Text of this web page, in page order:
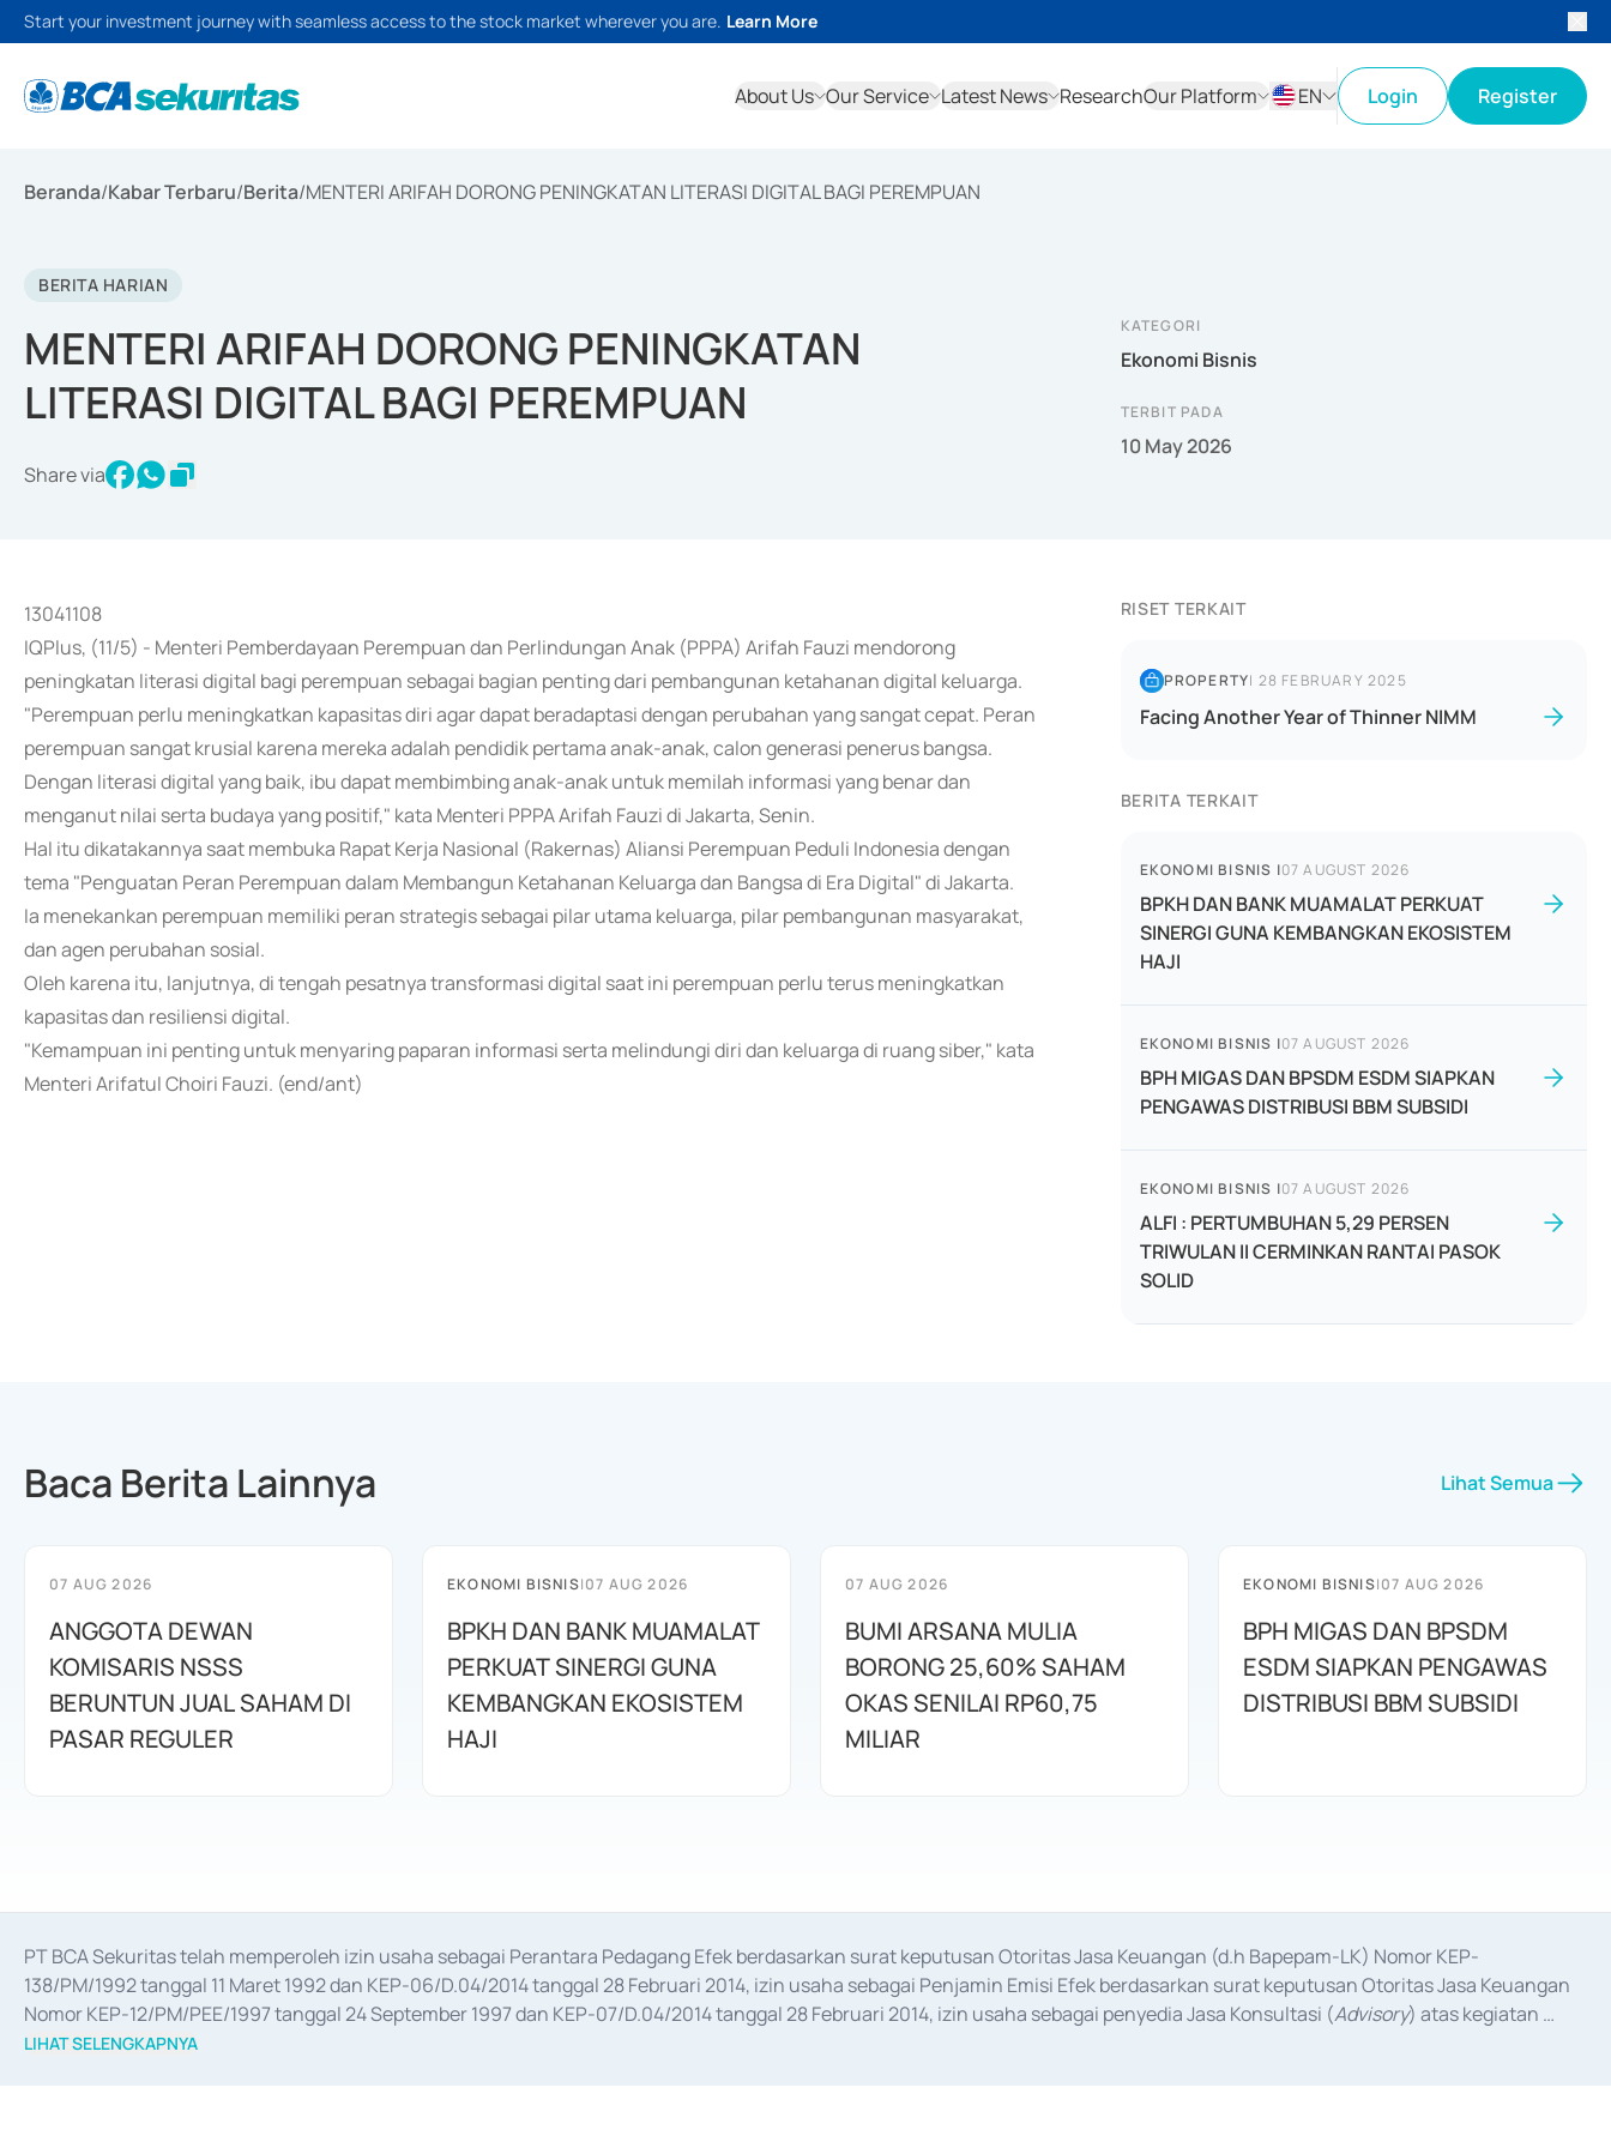
Start your investment journey with seamless access to the stock market wherever you are. Learn More
About Us Our Service Latest News ResearchOur Platform
EN
Login Register
Beranda/Kabar Terbaru/Berita/MENTERI ARIFAH DORONG PENINGKATAN LITERASI DIGITAL BAGI PEREMPUAN
BERITA HARIAN
MENTERI ARIFAH DORONG PENINGKATAN
LITERASI DIGITAL BAGI PEREMPUAN
Share via
KATEGORI
Ekonomi Bisnis
TERBIT PADA
10 May 2026
13041108
IQPlus, (11/5) - Menteri Pemberdayaan Perempuan dan Perlindungan Anak (PPPA) Arifah Fauzi mendorong
peningkatan literasi digital bagi perempuan sebagai bagian penting dari pembangunan ketahanan digital keluarga.
"Perempuan perlu meningkatkan kapasitas diri agar dapat beradaptasi dengan perubahan yang sangat cepat. Peran
perempuan sangat krusial karena mereka adalah pendidik pertama anak-anak, calon generasi penerus bangsa.
Dengan literasi digital yang baik, ibu dapat membimbing anak-anak untuk memilah informasi yang benar dan
menganut nilai serta budaya yang positif," kata Menteri PPPA Arifah Fauzi di Jakarta, Senin.
Hal itu dikatakannya saat membuka Rapat Kerja Nasional (Rakernas) Aliansi Perempuan Peduli Indonesia dengan
tema "Penguatan Peran Perempuan dalam Membangun Ketahanan Keluarga dan Bangsa di Era Digital" di Jakarta.
Ia menekankan perempuan memiliki peran strategis sebagai pilar utama keluarga, pilar pembangunan masyarakat,
dan agen perubahan sosial.
Oleh karena itu, lanjutnya, di tengah pesatnya transformasi digital saat ini perempuan perlu terus meningkatkan
kapasitas dan resiliensi digital.
"Kemampuan ini penting untuk menyaring paparan informasi serta melindungi diri dan keluarga di ruang siber," kata
Menteri Arifatul Choiri Fauzi. (end/ant)
RISET TERKAIT
PROPERTY| 28 FEBRUARY 2025
Facing Another Year of Thinner NIMM
BERITA TERKAIT
EKONOMI BISNIS |07 AUGUST 2026
BPKH DAN BANK MUAMALAT PERKUAT
SINERGI GUNA KEMBANGKAN EKOSISTEM
HAJI
EKONOMI BISNIS |07 AUGUST 2026
BPH MIGAS DAN BPSDM ESDM SIAPKAN
PENGAWAS DISTRIBUSI BBM SUBSIDI
EKONOMI BISNIS |07 AUGUST 2026
ALFI : PERTUMBUHAN 5,29 PERSEN
TRIWULAN II CERMINKAN RANTAI PASOK
SOLID
Baca Berita Lainnya Lihat Semua
07 AUG 2026
ANGGOTA DEWAN
KOMISARIS NSSS
BERUNTUN JUAL SAHAM DI
PASAR REGULER
EKONOMI BISNIS|07 AUG 2026
BPKH DAN BANK MUAMALAT
PERKUAT SINERGI GUNA
KEMBANGKAN EKOSISTEM
HAJI
07 AUG 2026
BUMI ARSANA MULIA
BORONG 25,60% SAHAM
OKAS SENILAI RP60,75
MILIAR
EKONOMI BISNIS|07 AUG 2026
BPH MIGAS DAN BPSDM
ESDM SIAPKAN PENGAWAS
DISTRIBUSI BBM SUBSIDI
PT BCA Sekuritas telah memperoleh izin usaha sebagai Perantara Pedagang Efek berdasarkan surat keputusan Otoritas Jasa Keuangan (d.h Bapepam-LK) Nomor KEP-
138/PM/1992 tanggal 11 Maret 1992 dan KEP-06/D.04/2014 tanggal 28 Februari 2014, izin usaha sebagai Penjamin Emisi Efek berdasarkan surat keputusan Otoritas Jasa Keuangan
Nomor KEP-12/PM/PEE/1997 tanggal 24 September 1997 dan KEP-07/D.04/2014 tanggal 28 Februari 2014, izin usaha sebagai penyedia Jasa Konsultasi (Advisory) atas kegiatan
merger, akuisisi, divestasi, dan
LIHAT SELENGKAPNYA